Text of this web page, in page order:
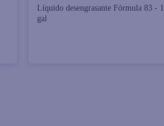
Líquido desengrasante Fórmula 83 - 1
gal